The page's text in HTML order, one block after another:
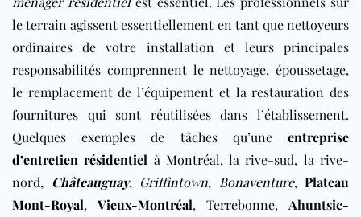
le terrain agissent essentiellement en tant que nettoyeurs
ordinaires de votre installation et leurs principales
responsabilités comprennent le nettoyage, époussetage,
le remplacement de l’équipement et la restauration des
fournitures qui sont réutilisées dans l’établissement.
Quelques exemples de tâches qu’une entreprise
d’entretien résidentiel à Montréal, la rive-sud, la rive-
nord, Châteauguay, Griffintown, Bonaventure, Plateau
Mont-Royal, Vieux-Montréal, Terrebonne, Ahuntsic-